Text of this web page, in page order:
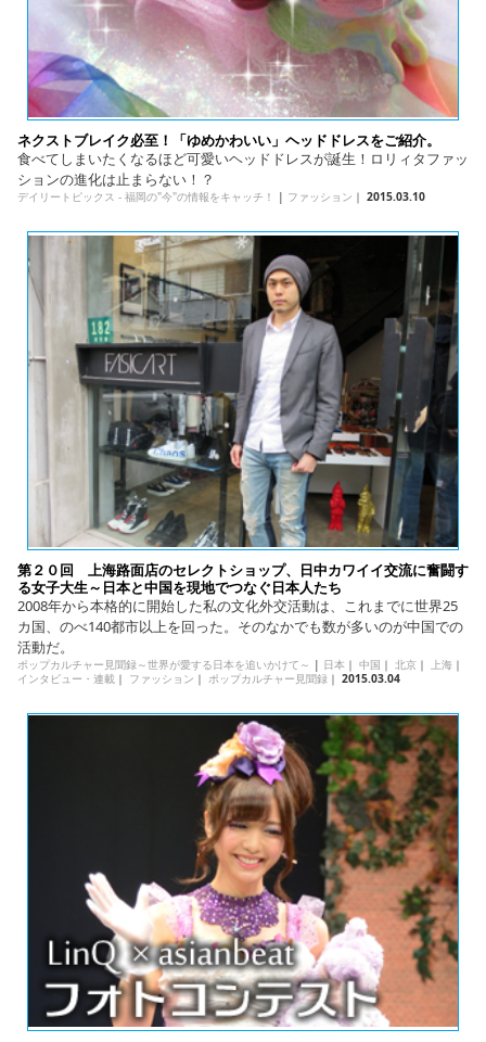
ネクストブレイク必至！「ゆめかわいい」ヘッドドレスをご紹介。
食べてしまいたくなるほど可愛いヘッドドレスが誕生！ロリィタファッ
ションの進化は止まらない！？
デイリートピックス - 福岡の"今"の情報をキャッチ！ | ファッション ｜ 2015.03.10
第２０回 上海路面店のセレクトショップ、日中カワイイ交流に奮闘す
る女子大生～日本と中国を現地でつなぐ日本人たち
2008年から本格的に開始した私の文化外交活動は、これまでに世界25
カ国、のべ140都市以上を回った。そのなかでも数が多いのが中国での
活動だ。
ポップカルチャー見聞録～世界が愛する日本を追いかけて～ | 日本｜ 中国 ｜ 北京｜ 上海 ｜
インタビュー・連載 ｜ ファッション ｜ ポップカルチャー見聞録｜ 2015.03.04